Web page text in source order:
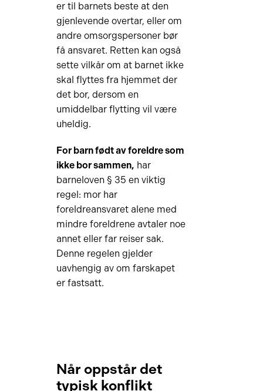
er til barnets beste at den
gjenlevende overtar, eller om
andre omsorgspersoner bør
få ansvaret. Retten kan også
sette vilkår om at barnet ikke
skal flyttes fra hjemmet der
det bor, dersom en
umiddelbar flytting vil være
uheldig.
For barn født av foreldre som
ikke bor sammen, har
barneloven § 35 en viktig
regel: mor har
foreldreansvaret alene med
mindre foreldrene avtaler noe
annet eller far reiser sak.
Denne regelen gjelder
uavhengig av om farskapet
er fastsatt.
Når oppstår det
typisk konflikt